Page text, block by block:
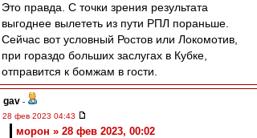
Это правда. С точки зрения результата
выгоднее вылететь из пути РПЛ пораньше.
Сейчас вот условный Ростов или Локомотив,
при гораздо больших заслугах в Кубке,
отправится к бомжам в гости.
gav -
28 фев 2023 04:43
морон » 28 фев 2023, 00:02